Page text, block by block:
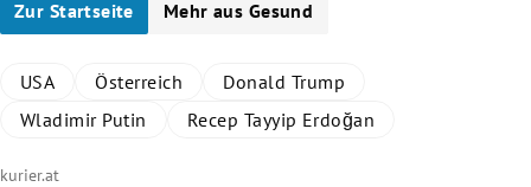
Zur Startseite Mehr aus Gesund
USA Österreich
Donald Trump
Wladimir Putin
Recep Tayyip Erdoğan
kurier.at